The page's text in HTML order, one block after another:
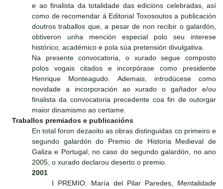
e ao finalista da totalidade das edicións celebradas, así
como de recomendar á Editorial Toxosoutos a publicación
doutros traballos que, a pesar de non recibir o galardón,
obtiveron unha mención especial polo seu interese
histórico, académico e pola súa pretensión divulgativa.
Na presente convocatoria, o xurado segue composto
polos vogais citados e incorpórase como presidente
Henrique Monteagudo. Ademais, introdúcese como
novidade a incorporación ao xurado o gañador e/ou
finalista da convocatoria precedente coa fin de outorgar
maior dinamismo ao certame.
Traballos premiados e publicacións
En total foron dezaoito as obras distinguidas co primeiro e
segundo galardón do Premio de Historia Medieval de
Galiza e Portugal; no caso do segundo galardón, no ano
2005, o xurado declarou deserto o premio.
2001
I PREMIO: María del Pilar Paredes, Mentalidade